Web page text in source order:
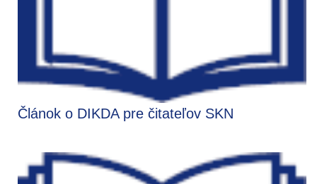
Článok o DIKDA pre čitateľov SKN